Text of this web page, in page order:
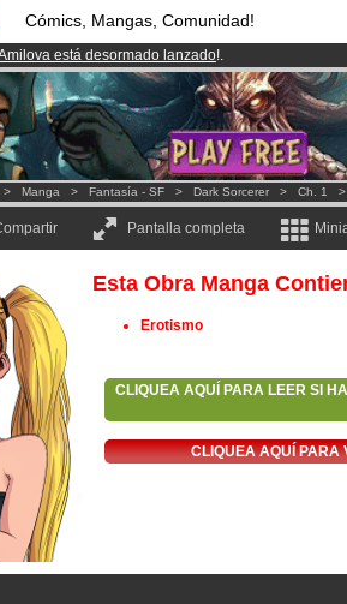
Cómics, Mangas, Comunidad!
está desormado lanzado!.
Premium por3.95 eurosal mes!Hazte Premium ya
miembrosy 1208 Cómics y Mangas!.
> Manga > Fantasía - SF > Dark Sorcerer > Ch. 1
Pantalla completa
Esta Obra Manga
Erotismo
CLIQUEA AQUÍ PARA LEER SI
CLIQUEA AQUÍ PARA